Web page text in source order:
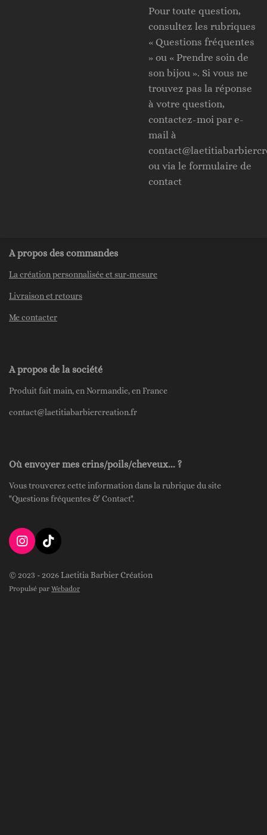
Pour toute question,
consultez les rubriques
« Questions fréquentes
» ou « Prendre soin de
son bijou ». Si vous ne
trouvez pas la réponse
à votre question,
contactez-moi par e-
mail à
ou via le formulaire de
contact
A propos des commandes
La création personnalisée et sur-mesure
Livraison et retours
Me contacter
A propos de la société
Produit fait main, en Normandie, en France
contact@laetitiabarbiercreation.fr
Où envoyer mes crins/poils/cheveux... ?
Vous trouverez cette information dans la rubrique du site
"Questions fréquentes & Contact".
I
n
t
a
T
i
T
o
© 2023 - 2026 Laetitia Barbier Création
Propulsé par Webador